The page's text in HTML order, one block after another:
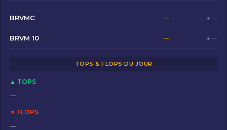
b
o
o
o
n
BRVMC — ● —
BRVM 10 — ● —
TOPS & FLOPS DU JOUR
▲ TOPS
—
▼ FLOPS
—